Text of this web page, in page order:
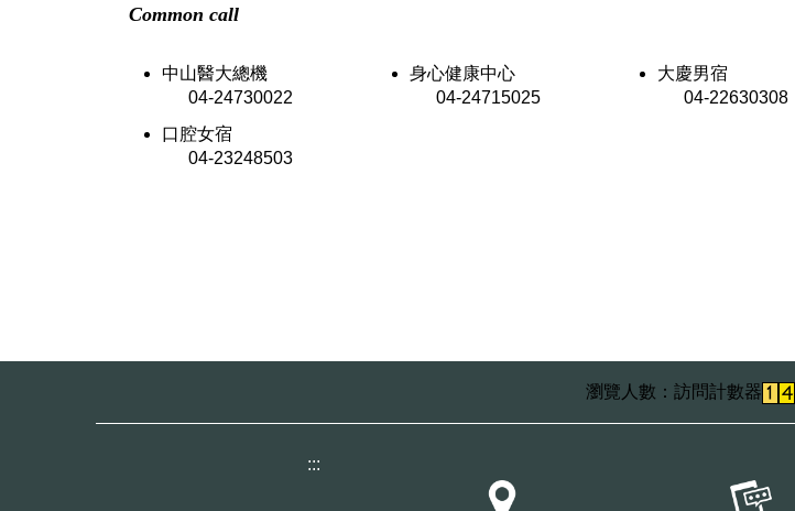
Common call
中山醫大總機
04-24730022
身心健康中心
04-24715025
大慶男宿
04-22630308
口腔女宿
04-23248503
訪問計數器
:::